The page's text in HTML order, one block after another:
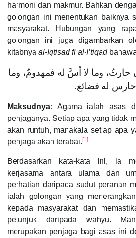
harmoni dan makmur. Bahkan
golongan ini menentukan baiknya
masyarakat. Hubungan yang
golongan ini juga digambarkan
kitabnya al-Iqtisad fi al-I’tiqad
وما لا أسَّ له فمهدومٌ، وما
حارس له فضائع.
Maksudnya: Agama ialah asas
penjaganya. Setiap apa yang tidak
akan runtuh, manakala setiap apa
penjaga akan terabai.[1]
Berdasarkan kata-kata ini, ia
kerjasama antara ulama dan
perhatian daripada sudut peranan
ialah golongan yang
kepada masyarakat dan
petunjuk daripada wahyu.
merupakan penjaga bagi asas ini